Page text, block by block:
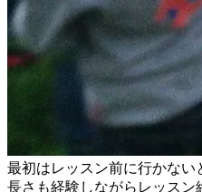
最初はレッスン前に行かな
長さも経験しながらレッス